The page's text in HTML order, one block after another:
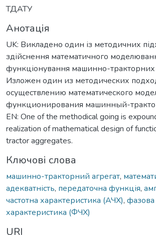
ТДАТУ
Анотація
UK: Викладено один із методичних
здійснення математичного
функціонування машинно-тракторних
Изложен один из методических
осуществлению математического
функционирования машинный-
EN: One of the methodical going is
realization of mathematical design of
tractor aggregates.
Ключові слова
машинно-тракторний агрегат,
адекватність, передаточна функція,
частотна характеристика (АЧХ), фазова
характеристика (ФЧХ)
URI